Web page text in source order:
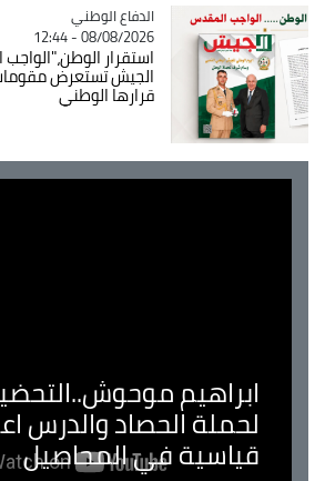
Catégorie
الدفاع الوطني
08/08/2026 - 12:44
استقرار الوطن،"الواجب
الجيش تستعرض مقومات
قرارها الوطني
ابراهيم موحوش..التحضير
لحملة الحصاد والدرس
قياسية في المحاصيل